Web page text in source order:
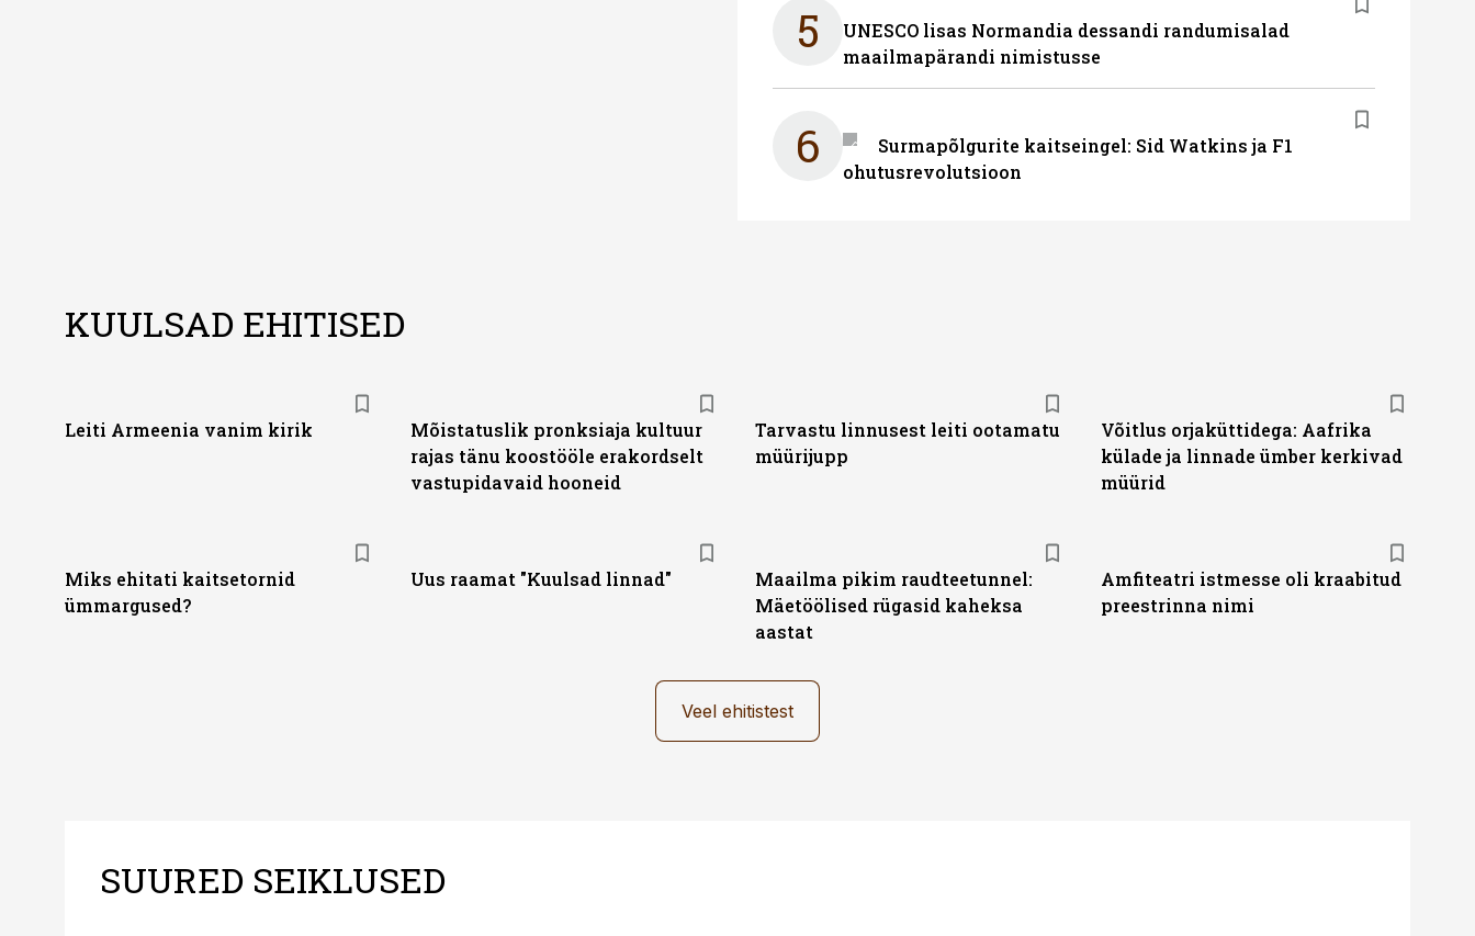
5
UNESCO lisas Normandia dessandi randumisalad
maailmapärandi nimistusse
6
Surmapõlgurite kaitseingel: Sid Watkins ja F1
ohutusrevolutsioon
KUULSAD EHITISED
Leiti Armeenia vanim kirik
Mõistatuslik pronksiaja kultuur
rajas tänu koostööle erakordselt
vastupidavaid hooneid
Tarvastu linnusest leiti ootamatu
müürijupp
Võitlus orjaküttidega: Aafrika
külade ja linnade ümber kerkivad
müürid
Miks ehitati kaitsetornid
ümmargused?
Uus raamat "Kuulsad linnad"
Maailma pikim raudteetunnel:
Mäetöölised rügasid kaheksa
aastat
Amfiteatri istmesse oli kraabitud
preestrinna nimi
Veel ehitistest
SUURED SEIKLUSED